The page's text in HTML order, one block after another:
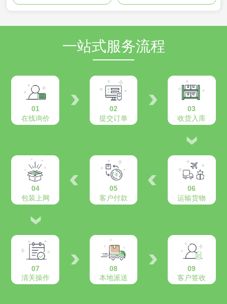
一站式服务流程
01
在线询价
02
提交订单
03
收货入库
04
包装上网
05
客户付款
06
运输货物
07
清关操作
08
本地派送
09
客户签收